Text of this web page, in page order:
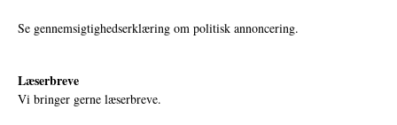
Se gennemsigtighedserklæring om politisk annoncering.
Læserbreve
Vi bringer gerne læserbreve.